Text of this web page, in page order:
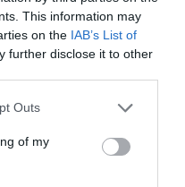
This information may
on the IAB’s List of
further disclose it to other
one or more Google
You may click to
its third-party tags to
in below Google
Outs
of my
ÉS KEVESEBB HÁZI
AZ ALSÓ ...
08| Mindenki ügye
JELÖLI KÖZTÁRSASÁGI